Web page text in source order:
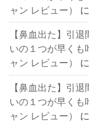
ャン レビュー）
【鼻血出た】引
いの１つが早くも
ャン レビュー）
に
【鼻血出た】引
いの１つが早くも
ャン レビュー）
に